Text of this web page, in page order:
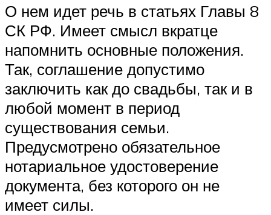
О нем идет речь в статьях Главы 8
СК РФ. Имеет смысл вкратце
напомнить основные положения.
Так, соглашение допустимо
заключить как до свадьбы, так и в
любой момент в период
существования семьи.
Предусмотрено обязательное
нотариальное удостоверение
документа, без которого он не
имеет силы.